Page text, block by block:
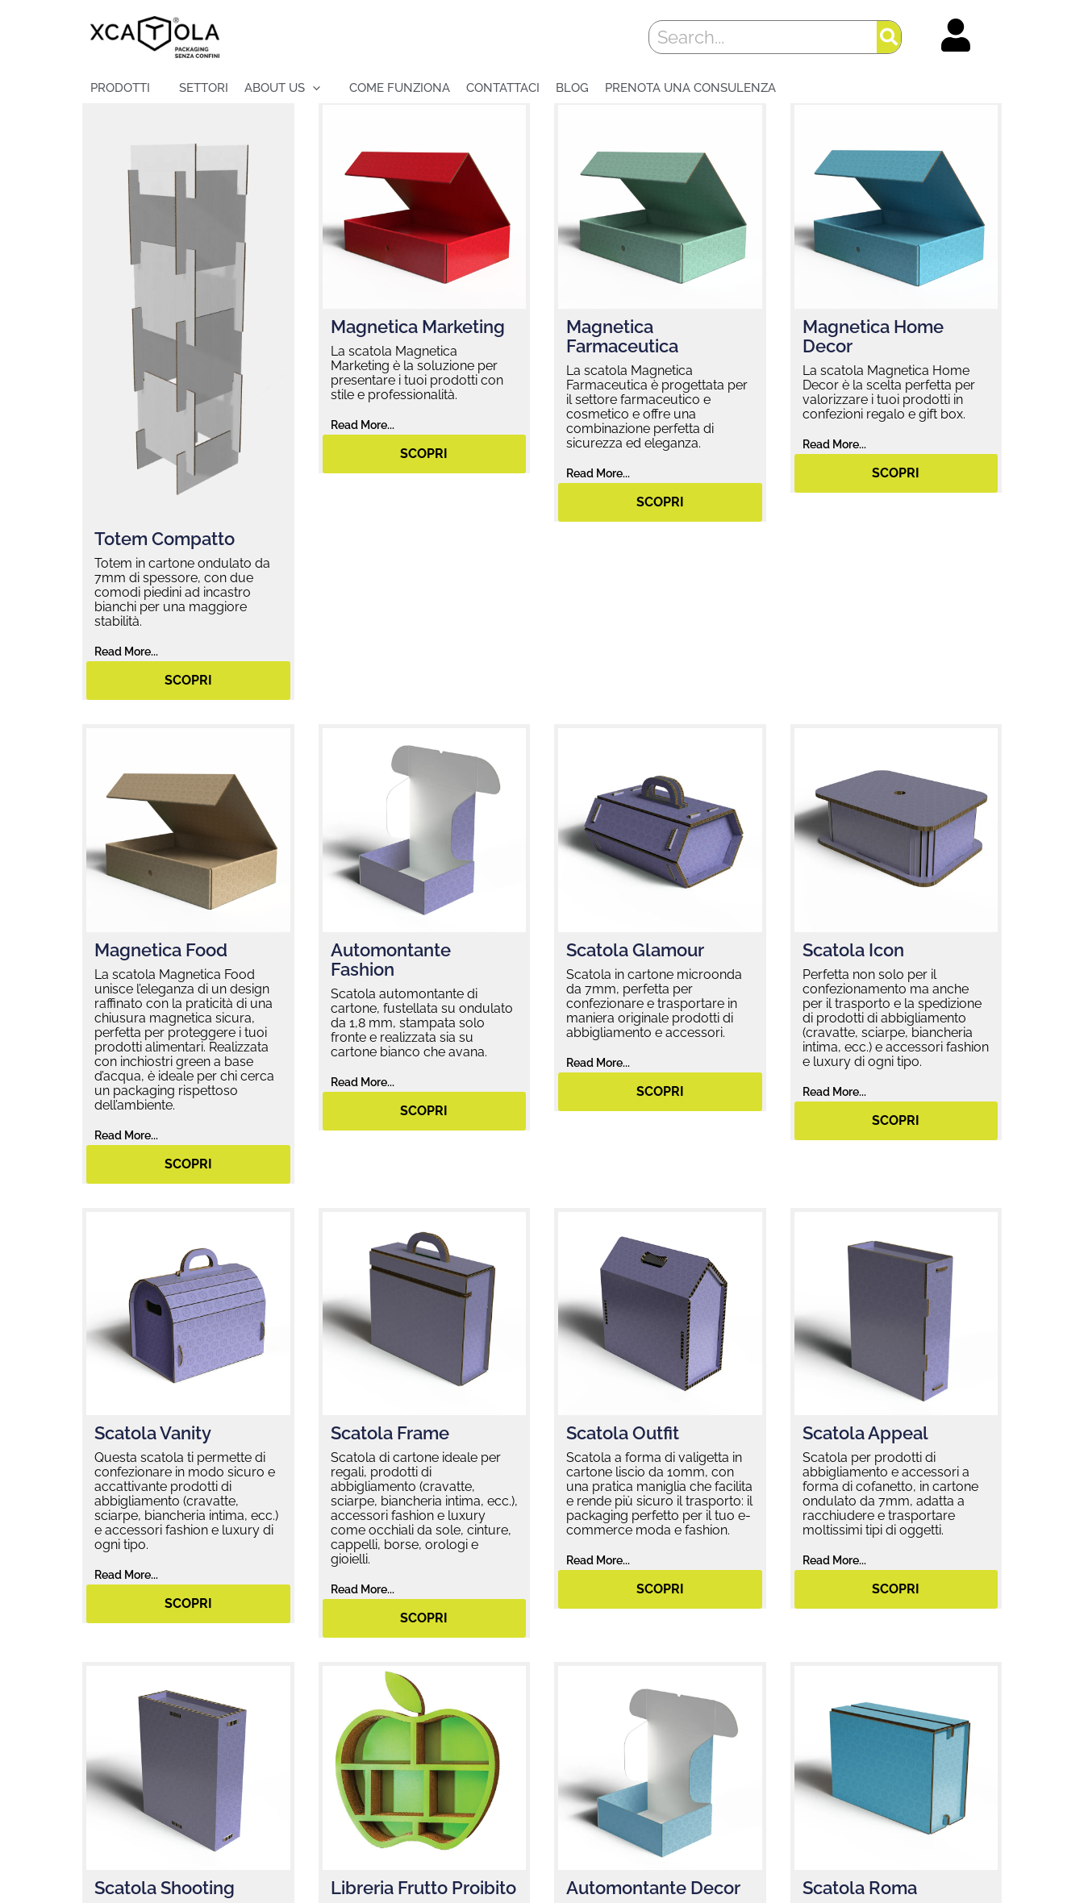
Cerca
PRODOTTI SETTORI ABOUT US COME FUNZIONA CONTATTACI BLOG PRENOTA UNA CONSULENZA
Totem Compatto
Totem in cartone ondulato da
7mm di spessore, con due
comodi piedini ad incastro
bianchi per una maggiore
stabilità.
Read More...
SCOPRI
Magnetica Marketing
La scatola Magnetica
Marketing è la soluzione per
presentare i tuoi prodotti con
stile e professionalità.
Read More...
SCOPRI
Magnetica
Farmaceutica
La scatola Magnetica
Farmaceutica è progettata per
il settore farmaceutico e
cosmetico e offre una
combinazione perfetta di
sicurezza ed eleganza.
Read More...
SCOPRI
Magnetica Home
Decor
La scatola Magnetica Home
Decor è la scelta perfetta per
valorizzare i tuoi prodotti in
confezioni regalo e gift box.
Read More...
SCOPRI
Magnetica Food
La scatola Magnetica Food
unisce l’eleganza di un design
raffinato con la praticità di una
chiusura magnetica sicura,
perfetta per proteggere i tuoi
prodotti alimentari. Realizzata
con inchiostri green a base
d’acqua, è ideale per chi cerca
un packaging rispettoso
dell’ambiente.
Read More...
SCOPRI
Automontante
Fashion
Scatola automontante di
cartone, fustellata su ondulato
da 1,8 mm, stampata solo
fronte e realizzata sia su
cartone bianco che avana.
Read More...
SCOPRI
Scatola Glamour
Scatola in cartone microonda
da 7mm, perfetta per
confezionare e trasportare in
maniera originale prodotti di
abbigliamento e accessori.
Read More...
SCOPRI
Scatola Icon
Perfetta non solo per il
confezionamento ma anche
per il trasporto e la spedizione
di prodotti di abbigliamento
(cravatte, sciarpe, biancheria
intima, ecc.) e accessori fashion
e luxury di ogni tipo.
Read More...
SCOPRI
Scatola Vanity
Questa scatola ti permette di
confezionare in modo sicuro e
accattivante prodotti di
abbigliamento (cravatte,
sciarpe, biancheria intima, ecc.)
e accessori fashion e luxury di
ogni tipo.
Read More...
SCOPRI
Scatola Frame
Scatola di cartone ideale per
regali, prodotti di
abbigliamento (cravatte,
sciarpe, biancheria intima, ecc.),
accessori fashion e luxury
come occhiali da sole, cinture,
cappelli, borse, orologi e
gioielli.
Read More...
SCOPRI
Scatola Outfit
Scatola a forma di valigetta in
cartone liscio da 10mm, con
una pratica maniglia che facilita
e rende più sicuro il trasporto: il
packaging perfetto per il tuo e-
commerce moda e fashion.
Read More...
SCOPRI
Scatola Appeal
Scatola per prodotti di
abbigliamento e accessori a
forma di cofanetto, in cartone
ondulato da 7mm, adatta a
racchiudere e trasportare
moltissimi tipi di oggetti.
Read More...
SCOPRI
Scatola Shooting Libreria Frutto Proibito Automontante Decor Scatola Roma